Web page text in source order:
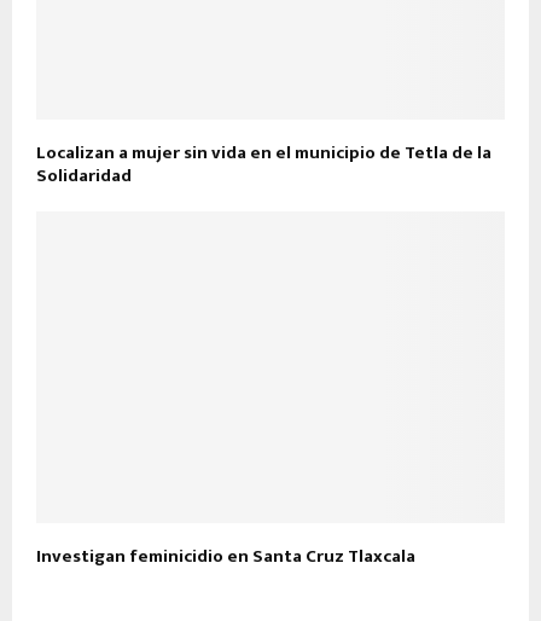
Localizan a mujer sin vida en el municipio de Tetla de la
Solidaridad
Investigan feminicidio en Santa Cruz Tlaxcala